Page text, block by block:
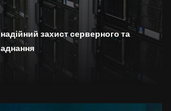
захист серверного та